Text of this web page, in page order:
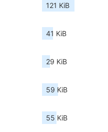
121 KiB
41 KiB
29 KiB
59 KiB
55 KiB